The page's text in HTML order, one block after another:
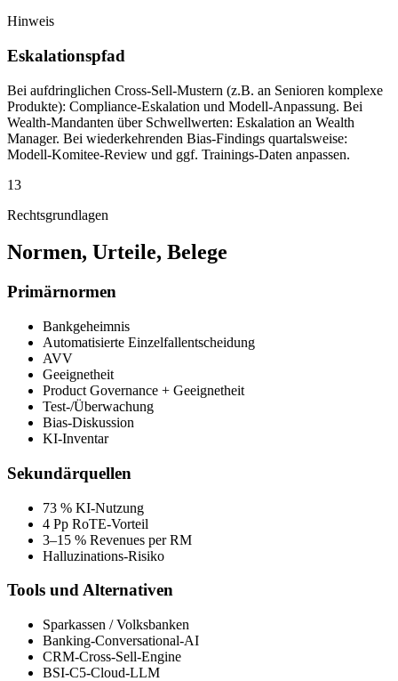
Hinweis
Eskalationspfad
Bei aufdringlichen Cross-Sell-Mustern (z.B. an Senioren komplexe
Produkte): Compliance-Eskalation und Modell-Anpassung. Bei
Wealth-Mandanten über Schwellwerten: Eskalation an Wealth
Manager. Bei wiederkehrenden Bias-Findings quartalsweise:
Modell-Komitee-Review und ggf. Trainings-Daten anpassen.
13
Rechtsgrundlagen
Normen, Urteile, Belege
Primärnormen
Bankgeheimnis
Automatisierte Einzelfallentscheidung
AVV
Geeignetheit
Product Governance + Geeignetheit
Test-/Überwachung
Bias-Diskussion
KI-Inventar
Sekundärquellen
73 % KI-Nutzung
4 Pp RoTE-Vorteil
3–15 % Revenues per RM
Halluzinations-Risiko
Tools und Alternativen
Sparkassen / Volksbanken
Banking-Conversational-AI
CRM-Cross-Sell-Engine
BSI-C5-Cloud-LLM